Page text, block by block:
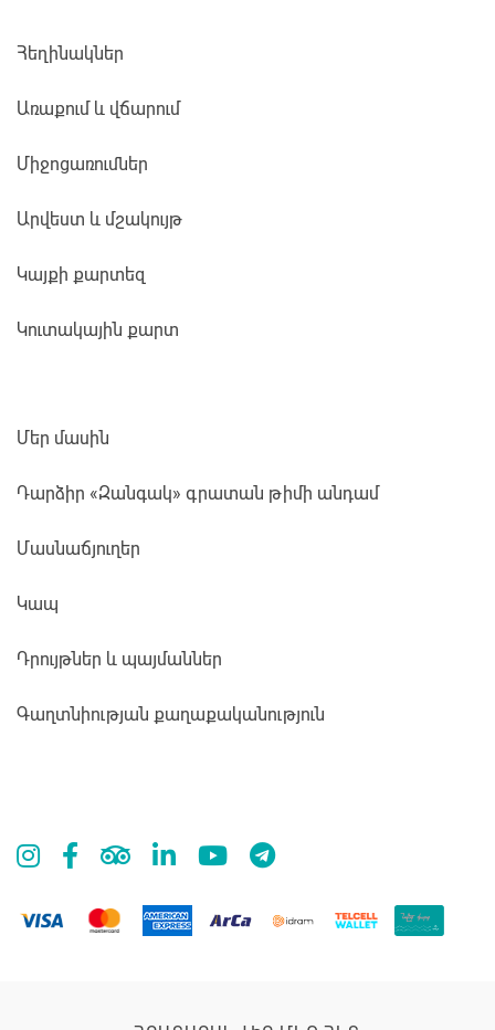
Հեղինակներ
Առաքում և վճարում
Միջոցառումներ
Արվեստ և մշակույթ
Կայքի քարտեզ
Կուտակային քարտ
Մեր մասին
Դարձիր «Զանգակ» գրատան թիմի անդամ
Մասնաճյուղեր
Կապ
Դրույթներ և պայմաններ
Գաղտնիության քաղաքականություն